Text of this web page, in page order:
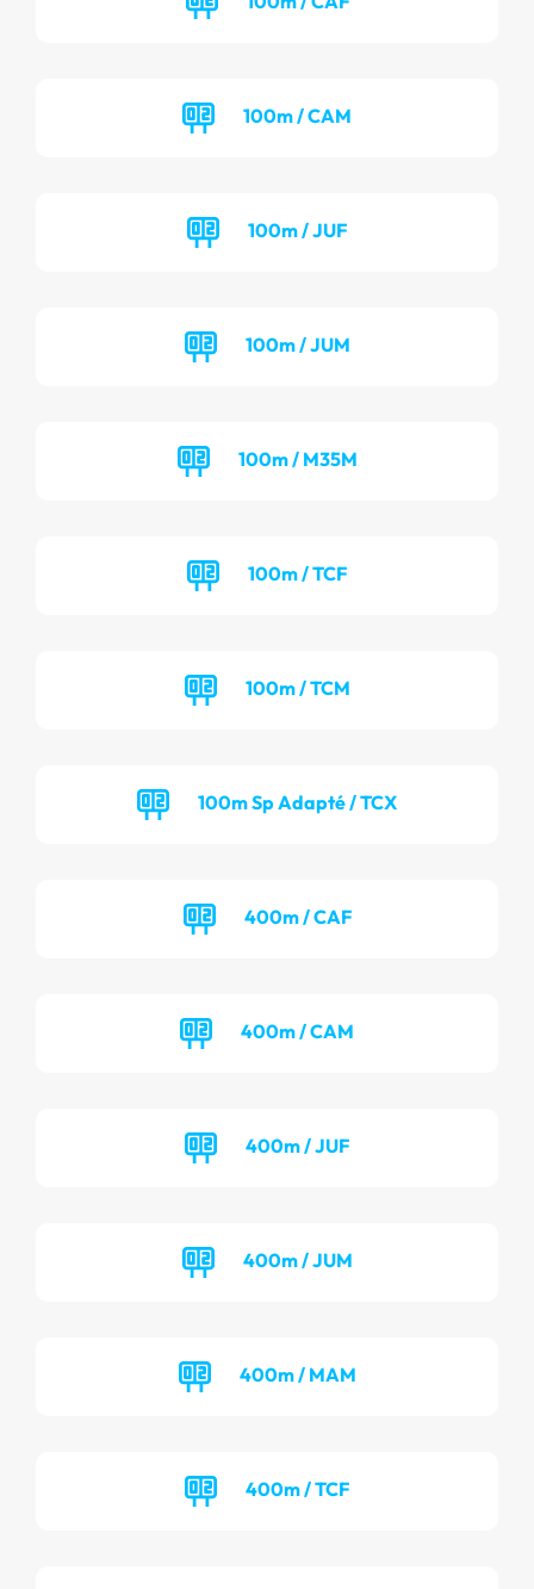
100m / CAM
100m / JUF
100m / JUM
100m / M35M
100m / TCF
100m / TCM
100m Sp Adapté / TCX
400m / CAF
400m / CAM
400m / JUF
400m / JUM
400m / MAM
400m / TCF